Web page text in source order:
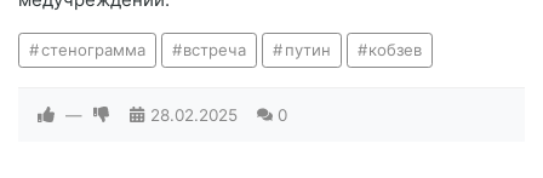
стенограмма встреча путин кобзев
— 28.02.2025 0